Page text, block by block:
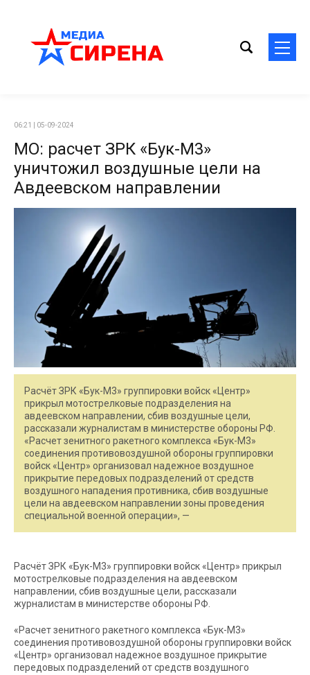
06:21 | 05-09-2024
МО: расчет ЗРК «Бук-М3»
уничтожил воздушные цели на
Авдеевском направлении
Расчёт ЗРК «Бук-М3» группировки войск «Центр»
прикрыл мотострелковые подразделения на
авдеевском направлении, сбив воздушные цели,
рассказали журналистам в министерстве обороны РФ.
«Расчет зенитного ракетного комплекса «Бук-М3»
соединения противовоздушной обороны группировки
войск «Центр» организовал надежное воздушное
прикрытие передовых подразделений от средств
воздушного нападения противника, сбив воздушные
цели на авдеевском направлении зоны проведения
специальной военной операции», —
Расчёт ЗРК «Бук-М3» группировки войск «Центр» прикрыл
мотострелковые подразделения на авдеевском
направлении, сбив воздушные цели, рассказали
журналистам в министерстве обороны РФ.
«Расчет зенитного ракетного комплекса «Бук-М3»
соединения противовоздушной обороны группировки войск
«Центр» организовал надежное воздушное прикрытие
передовых подразделений от средств воздушного